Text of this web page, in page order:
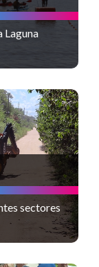
Laguna
sectores